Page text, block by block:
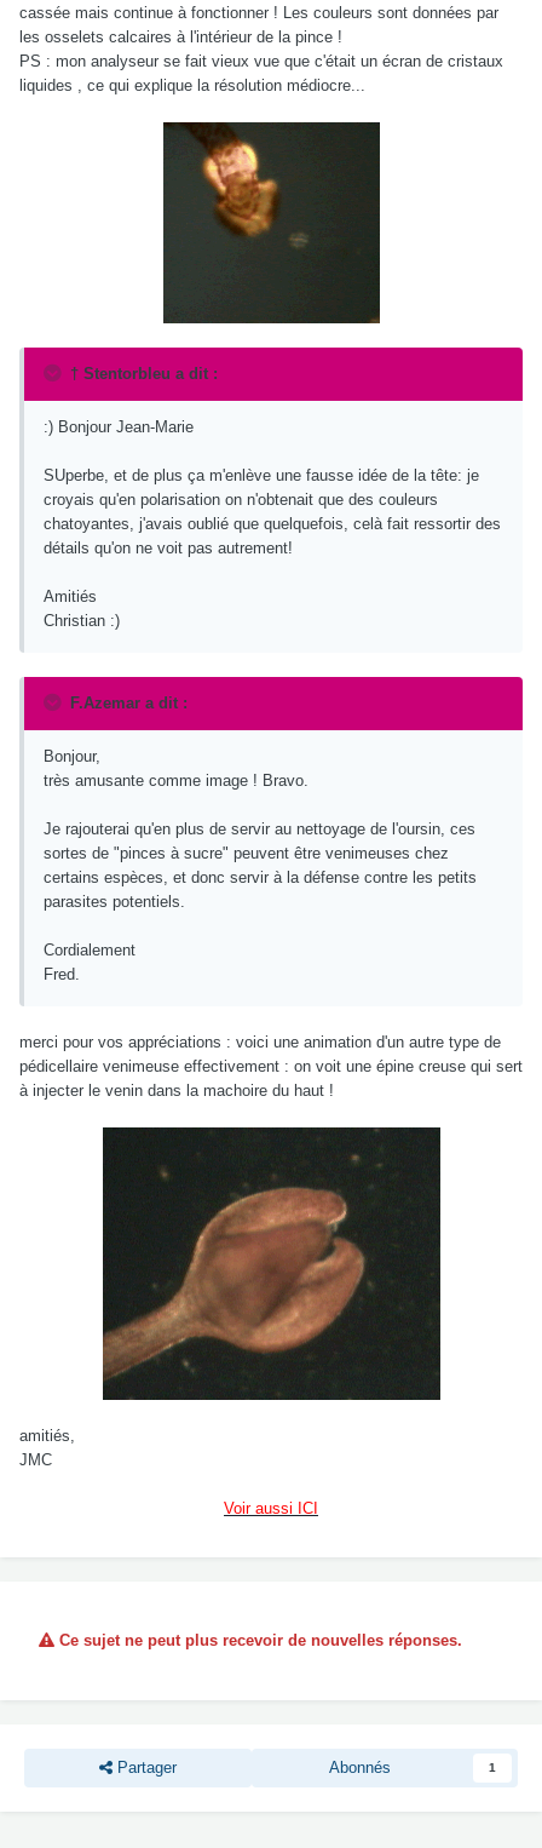
cassée mais continue à fonctionner ! Les couleurs sont données par
les osselets calcaires à l'intérieur de la pince !
PS : mon analyseur se fait vieux vue que c'était un écran de cristaux
liquides , ce qui explique la résolution médiocre...
† Stentorbleu a dit :
:) Bonjour Jean-Marie
SUperbe, et de plus ça m'enlève une fausse idée de la tête: je
croyais qu'en polarisation on n'obtenait que des couleurs
chatoyantes, j'avais oublié que quelquefois, celà fait ressortir des
détails qu'on ne voit pas autrement!
Amitiés
Christian :)
F.Azemar a dit :
Bonjour,
très amusante comme image ! Bravo.
Je rajouterai qu'en plus de servir au nettoyage de l'oursin, ces
sortes de "pinces à sucre" peuvent être venimeuses chez
certains espèces, et donc servir à la défense contre les petits
parasites potentiels.
Cordialement
Fred.
merci pour vos appréciations : voici une animation d'un autre type de
pédicellaire venimeuse effectivement : on voit une épine creuse qui sert
à injecter le venin dans la machoire du haut !
amitiés,
JMC
Voir aussi ICI
Ce sujet ne peut plus recevoir de nouvelles réponses.
Partager Abonnés 1